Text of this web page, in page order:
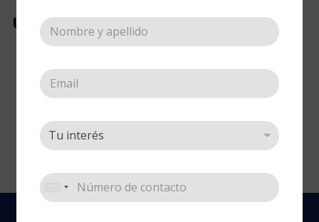
Ultrametalicas x6
escarchas,Ultrametálica,
Ultrametálica